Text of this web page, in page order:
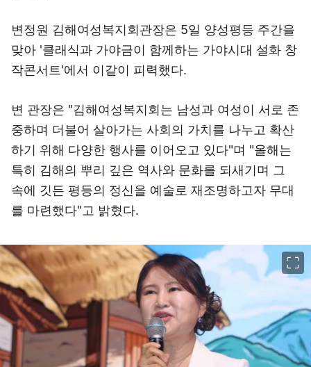
변정원 김해여성복지회관장은 5일 양성평등 주간을
맞아 '클래식과 가야금이 함께하는 가야시대 설화 창
작콘서트'에서 이같이 피력했다.
변 관장은 "김해여성복지회는 남성과 여성이 서로 존
중하며 더불어 살아가는 사회의 가치를 나누고 확산
하기 위해 다양한 행사를 이어오고 있다"며 "올해는
특히 김해의 뿌리 깊은 역사와 문화를 되새기며 그
속에 깃든 평등의 정신을 예술로 재조명하고자 무대
를 마련했다"고 밝혔다.